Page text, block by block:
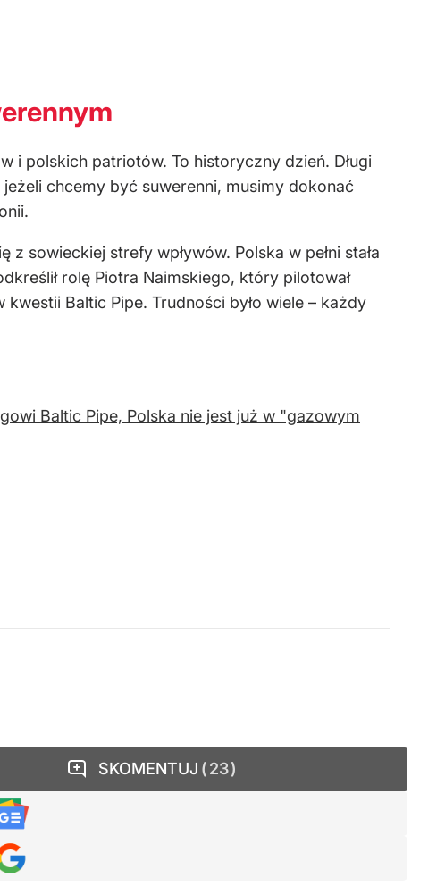
i polskich patriotów. To historyczny dzień. Długi
chcemy być suwerenni, musimy dokonać
sowieckiej strefy wpływów. Polska w pełni stała
rolę Piotra Naimskiego, który pilotował
Baltic Pipe. Trudności było wiele – każdy
Baltic Pipe, Polska nie jest już w "gazowym
SKOMENTUJ 23